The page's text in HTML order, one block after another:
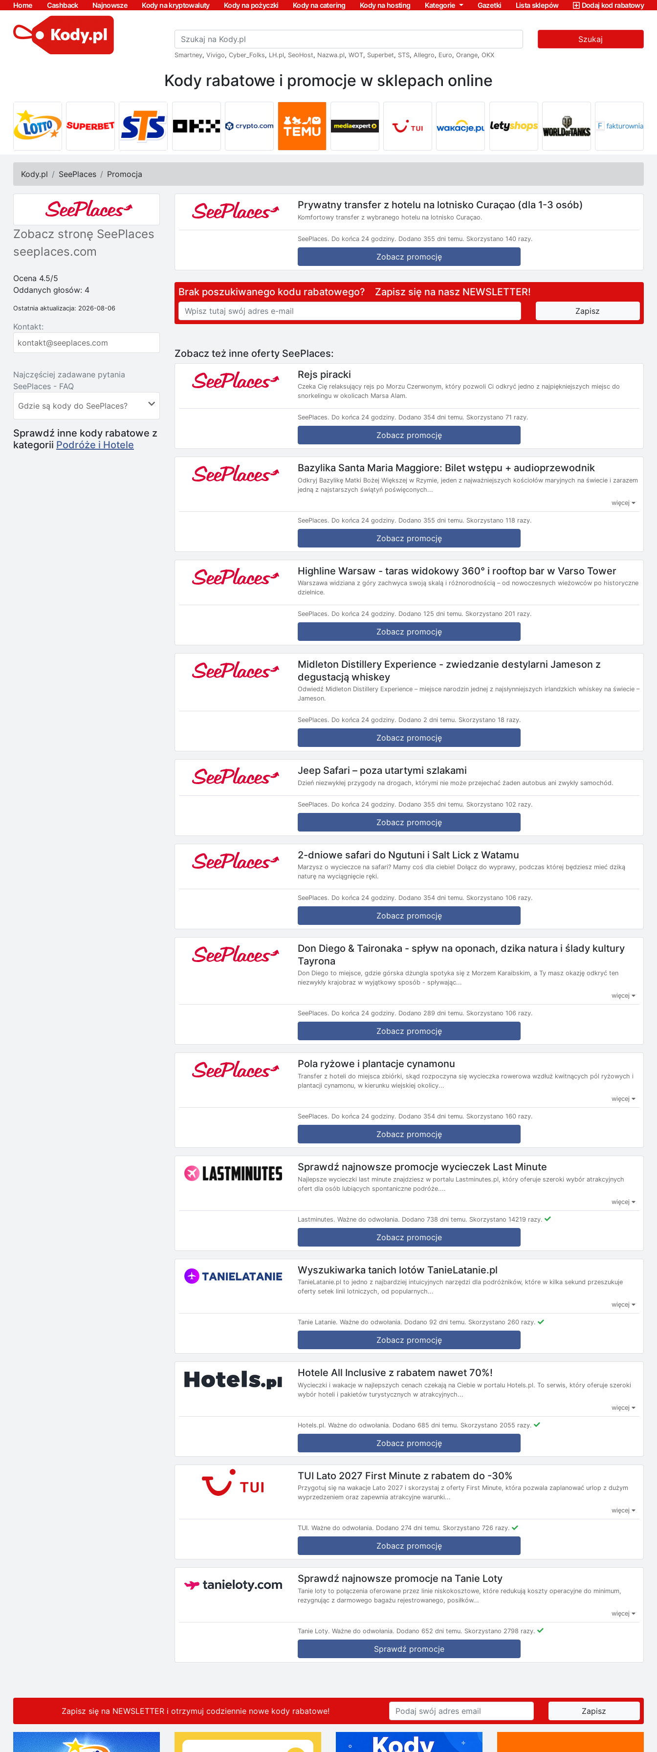
Home Cashback Najnowsze Kody na kryptowaluty Kody na pożyczki Kody na catering Kody na hosting Kategorie Gazetki Lista sklepów Dodaj kod rabatowy
Szukaj
Smartney, Vivigo, Cyber_Folks, LH.pl, SeoHost, Nazwa.pl, WOT, Superbet, STS, Allegro, Euro, Orange, OKX
Kody rabatowe i promocje w sklepach online
Kody.pl SeePlaces Promocja
Zobacz stronę SeePlaces
seeplaces.com
Ocena 4.5/5
Oddanych głosów: 4
Ostatnia aktualizacja: 2026-08-06
Kontakt:
kontakt@seeplaces.com
Najczęściej zadawane pytania
SeePlaces - FAQ
Gdzie są kody do SeePlaces?
Sprawdź inne kody rabatowe z
kategorii Podróże i Hotele
Prywatny transfer z hotelu na lotnisko Curaçao (dla 1-3 osób)
Komfortowy transfer z wybranego hotelu na lotnisko Curaçao.
SeePlaces. Do końca 24 godziny. Dodano 355 dni temu. Skorzystano 140 razy.
Zobacz promocję
Brak poszukiwanego kodu rabatowego? Zapisz się na nasz NEWSLETTER!
Zobacz też inne oferty SeePlaces:
Rejs piracki
Czeka Cię relaksujący rejs po Morzu Czerwonym, który pozwoli Ci odkryć jedno z najpiękniejszych miejsc do
snorkelingu w okolicach Marsa Alam.
SeePlaces. Do końca 24 godziny. Dodano 354 dni temu. Skorzystano 71 razy.
Zobacz promocję
Bazylika Santa Maria Maggiore: Bilet wstępu + audioprzewodnik
Odkryj Bazylikę Matki Bożej Większej w Rzymie, jeden z najważniejszych kościołów maryjnych na świecie i zarazem
jedną z najstarszych świątyń poświęconych...
więcej
SeePlaces. Do końca 24 godziny. Dodano 355 dni temu. Skorzystano 118 razy.
Zobacz promocję
Highline Warsaw - taras widokowy 360° i rooftop bar w Varso Tower
Warszawa widziana z góry zachwyca swoją skalą i różnorodnością – od nowoczesnych wieżowców po historyczne
dzielnice.
SeePlaces. Do końca 24 godziny. Dodano 125 dni temu. Skorzystano 201 razy.
Zobacz promocję
Midleton Distillery Experience - zwiedzanie destylarni Jameson z
degustacją whiskey
Odwiedź Midleton Distillery Experience – miejsce narodzin jednej z najsłynniejszych irlandzkich whiskey na świecie –
Jameson.
SeePlaces. Do końca 24 godziny. Dodano 2 dni temu. Skorzystano 18 razy.
Zobacz promocję
Jeep Safari – poza utartymi szlakami
Dzień niezwykłej przygody na drogach, którymi nie może przejechać żaden autobus ani zwykły samochód.
SeePlaces. Do końca 24 godziny. Dodano 355 dni temu. Skorzystano 102 razy.
Zobacz promocję
2-dniowe safari do Ngutuni i Salt Lick z Watamu
Marzysz o wycieczce na safari? Mamy coś dla ciebie! Dołącz do wyprawy, podczas której będziesz mieć dziką
naturę na wyciągnięcie ręki.
SeePlaces. Do końca 24 godziny. Dodano 354 dni temu. Skorzystano 106 razy.
Zobacz promocję
Don Diego & Taironaka - spływ na oponach, dzika natura i ślady kultury
Tayrona
Don Diego to miejsce, gdzie górska dżungla spotyka się z Morzem Karaibskim, a Ty masz okazję odkryć ten
niezwykły krajobraz w wyjątkowy sposób - spływając...
więcej
SeePlaces. Do końca 24 godziny. Dodano 289 dni temu. Skorzystano 106 razy.
Zobacz promocję
Pola ryżowe i plantacje cynamonu
Transfer z hoteli do miejsca zbiórki, skąd rozpoczyna się wycieczka rowerowa wzdłuż kwitnących pól ryżowych i
plantacji cynamonu, w kierunku wiejskiej okolicy...
więcej
SeePlaces. Do końca 24 godziny. Dodano 354 dni temu. Skorzystano 160 razy.
Zobacz promocję
Sprawdź najnowsze promocje wycieczek Last Minute
Najlepsze wycieczki last minute znajdziesz w portalu Lastminutes.pl, który oferuje szeroki wybór atrakcyjnych
ofert dla osób lubiących spontaniczne podróże....
więcej
Lastminutes. Ważne do odwołania. Dodano 738 dni temu. Skorzystano 14219 razy.
Zobacz promocje
Wyszukiwarka tanich lotów TanieLatanie.pl
TanieLatanie.pl to jedno z najbardziej intuicyjnych narzędzi dla podróżników, które w kilka sekund przeszukuje
oferty setek linii lotniczych, od popularnych...
więcej
Tanie Latanie. Ważne do odwołania. Dodano 92 dni temu. Skorzystano 260 razy.
Zobacz promocję
Hotele All Inclusive z rabatem nawet 70%!
Wycieczki i wakacje w najlepszych cenach czekają na Ciebie w portalu Hotels.pl. To serwis, który oferuje szeroki
wybór hoteli i pakietów turystycznych w atrakcyjnych...
więcej
Hotels.pl. Ważne do odwołania. Dodano 685 dni temu. Skorzystano 2055 razy.
Zobacz promocję
TUI Lato 2027 First Minute z rabatem do -30%
Przygotuj się na wakacje Lato 2027 i skorzystaj z oferty First Minute, która pozwala zaplanować urlop z dużym
wyprzedzeniem oraz zapewnia atrakcyjne warunki...
więcej
TUI. Ważne do odwołania. Dodano 274 dni temu. Skorzystano 726 razy.
Zobacz promocję
Sprawdź najnowsze promocje na Tanie Loty
Tanie loty to połączenia oferowane przez linie niskokosztowe, które redukują koszty operacyjne do minimum,
rezygnując z darmowego bagażu rejestrowanego, posiłków...
więcej
Tanie Loty. Ważne do odwołania. Dodano 652 dni temu. Skorzystano 2798 razy.
Sprawdź promocje
Zapisz się na NEWSLETTER i otrzymuj codziennie nowe kody rabatowe!